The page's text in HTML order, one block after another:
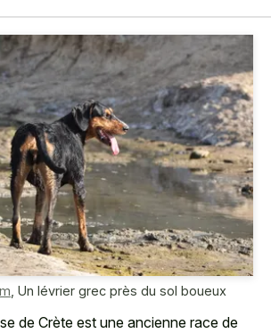
Un lévrier grec près du sol boueux
de Crète est une ancienne race de